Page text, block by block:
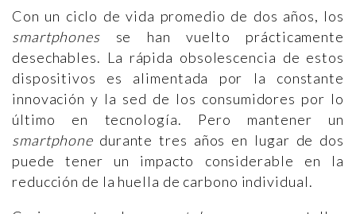
Con un ciclo de vida promedio de dos años, los
smartphonesse han vuelto prácticamente
desechables. La rápida obsolescencia de estos
dispositivos es alimentada por la constante
innovación y la sed de los consumidores por lo
último en tecnología. Pero mantener un
smartphone durante tres años en lugar de dos
puede tener un impacto considerable en la
reducción de la huella de carbono individual.